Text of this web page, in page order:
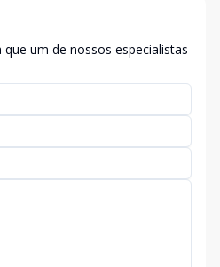
um de nossos especialistas